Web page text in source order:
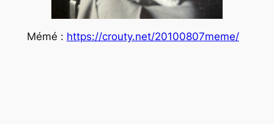
Mémé : https://crouty.net/20100807meme/